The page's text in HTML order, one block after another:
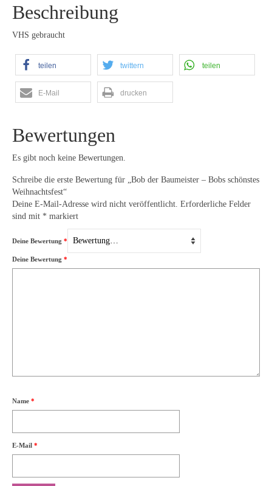
Beschreibung
VHS gebraucht
teilen twittern teilen
E-Mail drucken
Bewertungen
Es gibt noch keine Bewertungen.
Schreibe die erste Bewertung für „Bob der Baumeister – Bobs schönstes
Weihnachtsfest“
Deine E-Mail-Adresse wird nicht veröffentlicht. Erforderliche Felder
sind mit * markiert
Deine Bewertung *
Deine Bewertung *
Name *
E-Mail *